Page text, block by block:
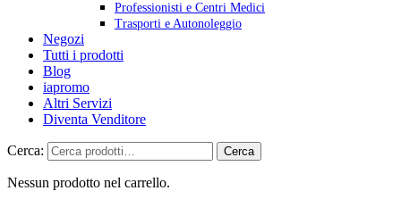
Professionisti e Centri Medici
Trasporti e Autonoleggio
Negozi
Tutti i prodotti
Blog
iapromo
Altri Servizi
Diventa Venditore
Cerca: Cerca
Nessun prodotto nel carrello.